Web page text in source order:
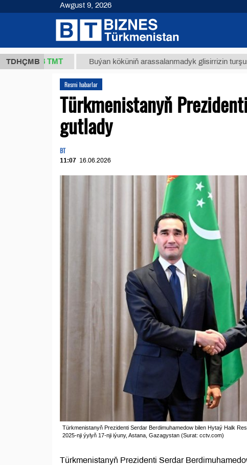
TDHÇMB
37,8 ТМТ Buýan köküniň arassalanmadyk glisirrizin turşusy (t.)
Resmi habarlar
Türkmenistanyň
gutlady
BT
11:07 16.06.2026
Türkmenistanyň Prezidenti Serdar Berdimuhamedow bilen Hytaý Halk
2025-nji ýylyň 17-nji iýuny, Astana, Gazagystan (Surat: cctv.com)
Türkmenistanyň Prezidenti Serdar
Awgust 9, 2026